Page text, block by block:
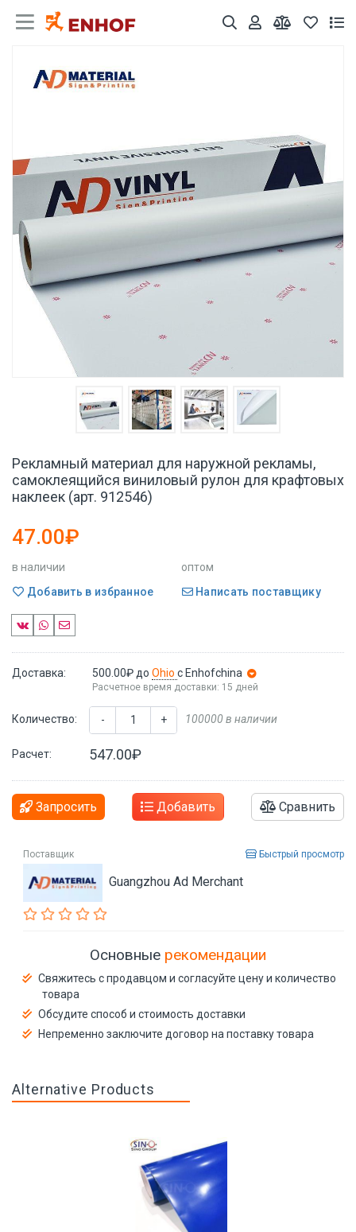
Рекламный материал для наружной рекламы,
самоклеящийся виниловый рулон для крафтовых
наклеек (арт. 912546)
47.00₽
в наличии
оптом
Добавить в избранное
Написать поставщику
Доставка: 500.00₽ до Ohio с Enhofchina
Расчетное время доставки: 15 дней
Количество: - + 100000 в наличии
Расчет: 547.00₽
Запросить Добавить Сравнить
Поставщик Быстрый просмотр
Guangzhou Ad Merchant
Основные рекомендации
Свяжитесь с продавцом и согласуйте цену и количество
товара
Обсудите способ и стоимость доставки
Непременно заключите договор на поставку товара
Alternative Products